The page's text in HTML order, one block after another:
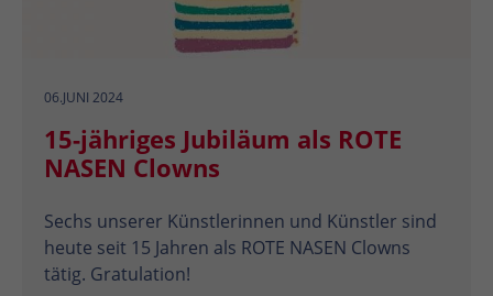
06.JUNI 2024
15-jähriges Jubiläum als ROTE
NASEN Clowns
Sechs unserer Künstlerinnen und Künstler sind
heute seit 15 Jahren als ROTE NASEN Clowns
tätig. Gratulation!